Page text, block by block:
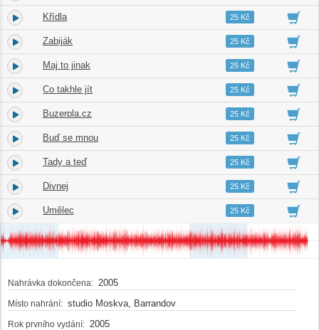
4. Křídla 03:3525 Kč
5. Zabiják 02:4225 Kč
6. Maj to jinak 03:1225 Kč
7. Co takhle jít 03:1425 Kč
8. Buzerpla.cz 03:2325 Kč
9. Buď se mnou 03:1725 Kč
10. Tady a teď 02:2525 Kč
11. Divnej 03:0225 Kč
12. Umělec 02:4325 Kč
Nahrávka dokončena: 2005
Místo nahrání: studio Moskva, Barrandov
Rok prvního vydání: 2005